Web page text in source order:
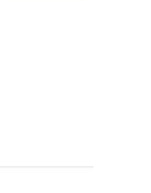
das
bem-
início